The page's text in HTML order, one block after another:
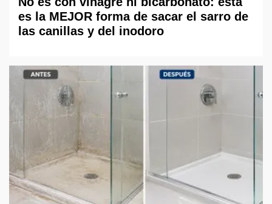
es la MEJOR forma de sacar el sarro de
las canillas y del inodoro